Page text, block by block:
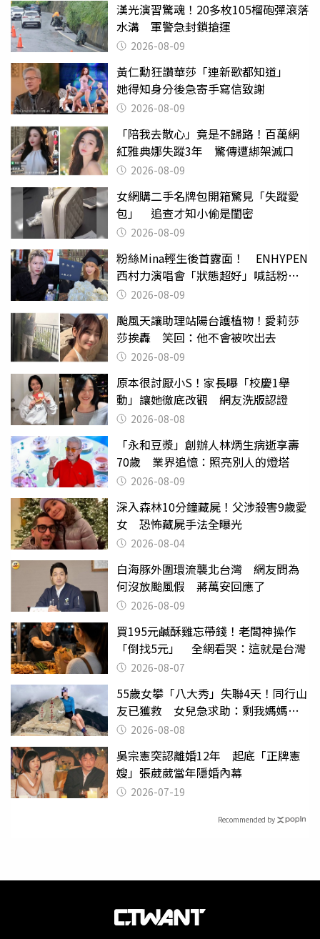
漢光演習驚魂！20多枚105榴砲彈滾落
水溝 軍警急封鎖搶運
2026-08-09
黃仁勳狂讚華莎「連新歌都知道」
她得知身分後急寄手寫信致謝
2026-08-09
「陪我去散心」竟是不歸路！百萬網
紅雅典娜失蹤3年 驚傳遭綁架滅口
2026-08-09
女網購二手名牌包開箱驚見「失蹤愛
包」 追查才知小偷是閨密
2026-08-09
粉絲Mina輕生後首露面！ ENHYPEN
西村力演唱會「狀態超好」喊話粉
絲：我們心意相通
2026-08-09
颱風天讓助理站陽台護植物！愛莉莎
莎挨轟 笑回：他不會被吹出去
2026-08-09
原本很討厭小S！家長曝「校慶1舉
動」讓她徹底改觀 網友洗版認證
2026-08-08
「永和豆漿」創辦人林炳生病逝享壽
70歲 業界追憶：照亮別人的燈塔
2026-08-09
深入森林10分鐘藏屍！父涉殺害9歲愛
女 恐怖藏屍手法全曝光
2026-08-04
白海豚外圍環流襲北台灣 網友問為
何沒放颱風假 蔣萬安回應了
2026-08-09
買195元鹹酥雞忘帶錢！老闆神操作
「倒找5元」 全網看哭：這就是台灣
2026-08-07
55歲女攀「八大秀」失聯4天！同行山
友已獲救 女兒急求助：剩我媽媽還
沒找到
2026-08-08
吳宗憲突認離婚12年 起底「正牌憲
嫂」張葳葳當年隱婚內幕
2026-07-19
Recommended by